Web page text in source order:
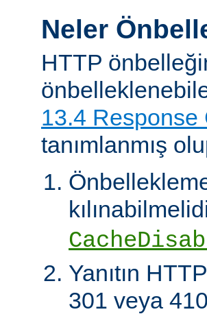
Neler
HTTP
13.4 Response
tanımlanmış
Yanıtın
301 veya